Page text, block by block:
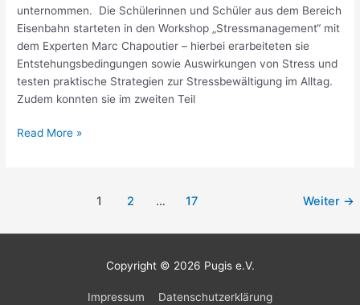
unternommen. Die Schülerinnen und Schüler aus dem Bereich
Eisenbahn starteten in den Workshop „Stressmanagement“ mit
dem Experten Marc Chapoutier – hierbei erarbeiteten sie
Entstehungsbedingungen sowie Auswirkungen von Stress und
testen praktische Strategien zur Stressbewältigung im Alltag.
Zudem konnten sie im zweiten Teil
Read More »
1 2 … 17 Weiter →
Copyright © 2026 Pugis e.V.
Impressum Datenschutzerklärung